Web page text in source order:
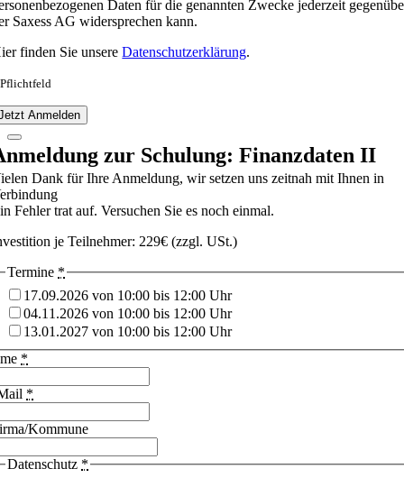
Daten für die genannten Zwecke jederzeit
Saxess AG widersprechen kann.
finden Sie unsereDatenschutzerklärung.
Anmelden
zur Schulung: Finanzdaten II
Dank für Ihre Anmeldung, wir setzen uns zeitnah mit Ihnen in
Fehler trat auf. Versuchen Sie es noch einmal.
je Teilnehmer: 229€ (zzgl. USt.)
Termine *
17.09.2026 von 10:00 bis 12:00 Uhr
04.11.2026 von 10:00 bis 12:00 Uhr
13.01.2027 von 10:00 bis 12:00 Uhr
*
*
Kommune
Datenschutz *